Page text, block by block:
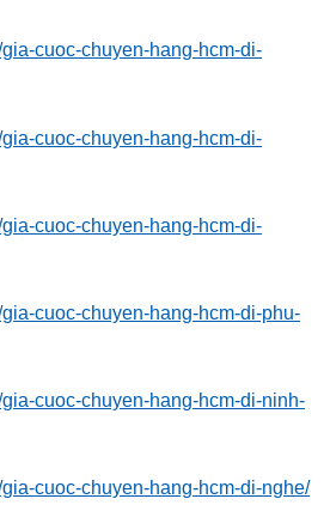
cuoc-chuyen-hang-hcm-di-
cuoc-chuyen-hang-hcm-di-
cuoc-chuyen-hang-hcm-di-
cuoc-chuyen-hang-hcm-di-phu-
cuoc-chuyen-hang-hcm-di-ninh-
cuoc-chuyen-hang-hcm-di-nghe/